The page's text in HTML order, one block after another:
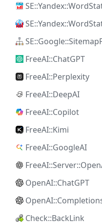
FreeAI::ChatGPT
FreeAI::Perplexity
FreeAI::DeepAI
FreeAI::Copilot
FreeAI::Kimi
FreeAI::GoogleAI
OpenAI::ChatGPT
Check::BackLink